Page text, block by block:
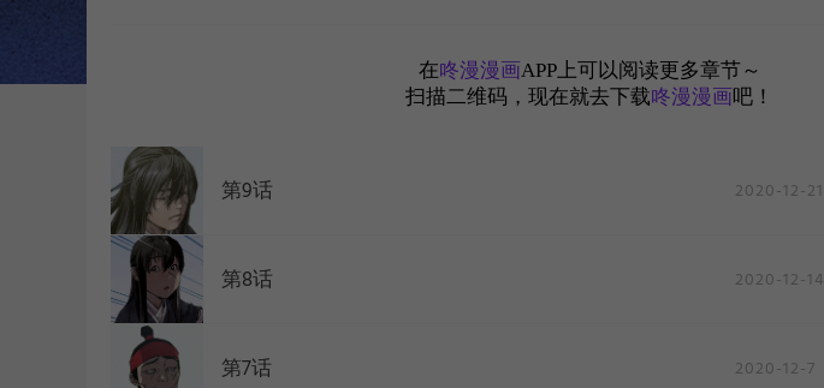
在咚漫漫画APP上可以阅读更多章节～
扫描二维码，现在就去下载咚漫漫画吧！
第9话 2020-12-21
第8话 2020-12-14
第7话 2020-12-7